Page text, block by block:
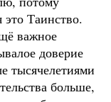
Таинство.
важное
доверие
тысячелетиями
больше,